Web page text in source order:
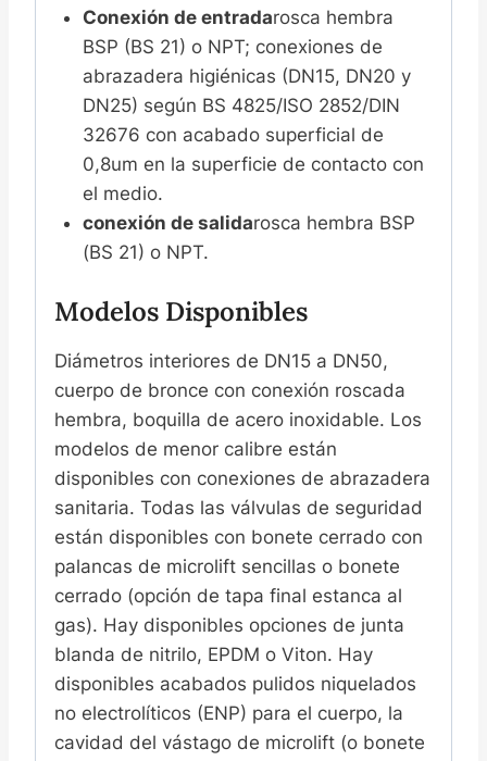
Conexión de entradarosca hembra
BSP (BS 21) o NPT; conexiones de
abrazadera higiénicas (DN15, DN20 y
DN25) según BS 4825/ISO 2852/DIN
32676 con acabado superficial de
0,8um en la superficie de contacto con
el medio.
conexión de salidarosca hembra BSP
(BS 21) o NPT.
Modelos Disponibles
Diámetros interiores de DN15 a DN50,
cuerpo de bronce con conexión roscada
hembra, boquilla de acero inoxidable. Los
modelos de menor calibre están
disponibles con conexiones de abrazadera
sanitaria. Todas las válvulas de seguridad
están disponibles con bonete cerrado con
palancas de microlift sencillas o bonete
cerrado (opción de tapa final estanca al
gas). Hay disponibles opciones de junta
blanda de nitrilo, EPDM o Viton. Hay
disponibles acabados pulidos niquelados
no electrolíticos (ENP) para el cuerpo, la
cavidad del vástago de microlift (o bonete